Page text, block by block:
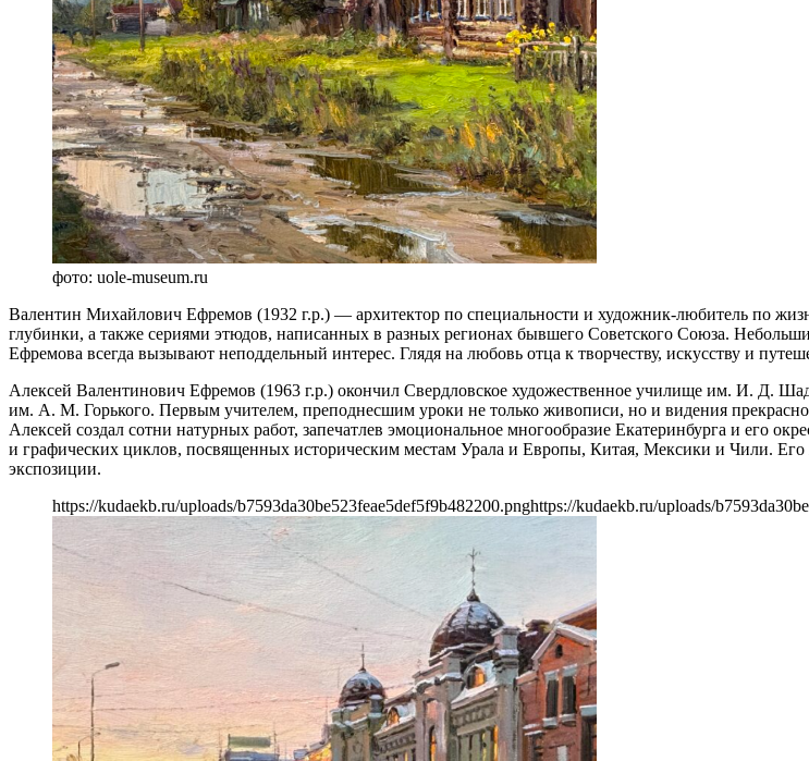
фото: uole-museum.ru
Валентин Михайлович Ефремов (1932 г.р.) — архитектор по специальности и художник-любитель по
глубинки, а также сериями этюдов, написанных в разных регионах бывшего Советского Союза.
Ефремова всегда вызывают неподдельный интерес. Глядя на любовь отца к творчеству, искусству и
Алексей Валентинович Ефремов (1963 г.р.) окончил Свердловское художественное училище им. И. Д.
им. А. М. Горького. Первым учителем, преподнесшим уроки не только живописи, но и видения
Алексей создал сотни натурных работ, запечатлев эмоциональное многообразие Екатеринбурга и его
и графических циклов, посвященных историческим местам Урала и Европы, Китая, Мексики и Чили. Его
экспозиции.
https://kudaekb.ru/uploads/b7593da30be523feae5def5f9b482200.pnghttps://kudaekb.ru/uploads/